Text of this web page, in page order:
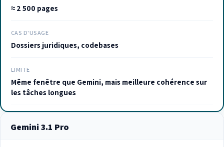
≈ 2 500 pages
CAS D'USAGE
Dossiers juridiques, codebases
LIMITE
Même fenêtre que Gemini, mais meilleure cohérence sur
les tâches longues
Gemini 3.1 Pro